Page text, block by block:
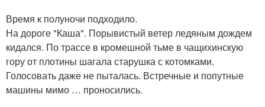
Время к полуночи подходило.
На дороге "Каша". Порывистый ветер ледяным дождем
кидался. По трассе в кромешной тьме в чащихинскую
гору от плотины шагала старушка с котомками.
Голосовать даже не пыталась. Встречные и попутные
машины мимо … проносились.